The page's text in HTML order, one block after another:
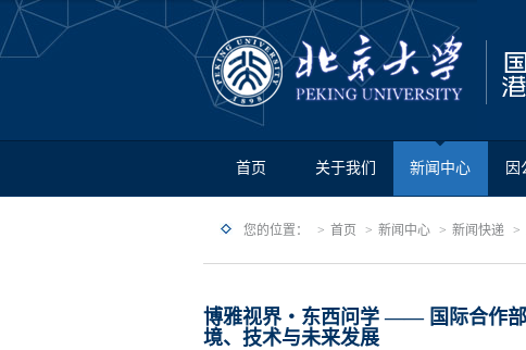
首页 关于我们 新闻中心 因
您的位置： 首页 新闻中心 新闻快递
博雅视界・东西问学 —— 国际合作
境、技术与未来发展